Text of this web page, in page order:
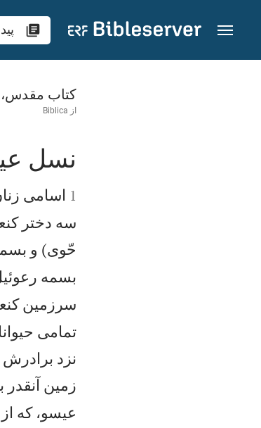
پيدايش 36
کتاب مقدس،
از Biblica

نسل
1 اسامی
سه دختر
حّوی) و
بسمه
سرزمين
تمامی
نزد
زمين آنقدر
عيسو، كه